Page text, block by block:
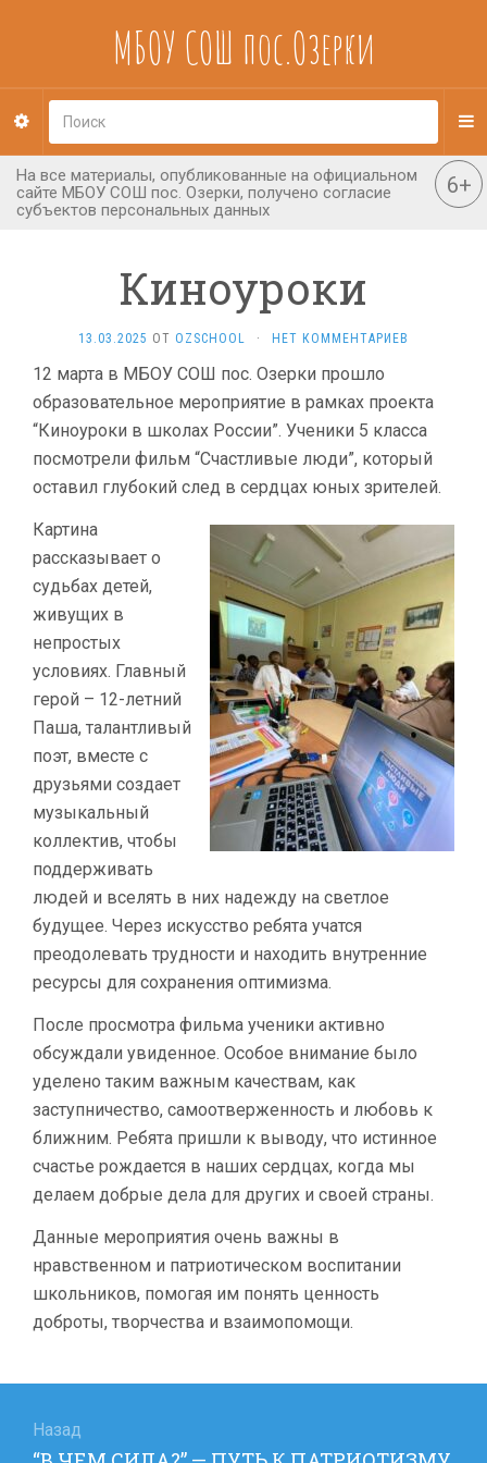
МБОУ СОШ пос.Озерки
Киноуроки
13.03.2025 ОТ OZSCHOOL · НЕТ КОММЕНТАРИЕВ
12 марта в МБОУ СОШ пос. Озерки прошло
образовательное мероприятие в рамках проекта
“Киноуроки в школах России”. Ученики 5 класса
посмотрели фильм “Счастливые люди”, который
оставил глубокий след в сердцах юных зрителей.
Картина
рассказывает о
судьбах детей,
живущих в
непростых
условиях. Главный
герой – 12-летний
Паша, талантливый
поэт, вместе с
друзьями создает
музыкальный
коллектив, чтобы
поддерживать
людей и вселять в них надежду на светлое
будущее. Через искусство ребята учатся
преодолевать трудности и находить внутренние
ресурсы для сохранения оптимизма.
После просмотра фильма ученики активно
обсуждали увиденное. Особое внимание было
уделено таким важным качествам, как
заступничество, самоотверженность и любовь к
ближним. Ребята пришли к выводу, что истинное
счастье рождается в наших сердцах, когда мы
делаем добрые дела для других и своей страны.
Данные мероприятия очень важны в
нравственном и патриотическом воспитании
школьников, помогая им понять ценность
доброты, творчества и взаимопомощи.
поНазад
Предыдущая